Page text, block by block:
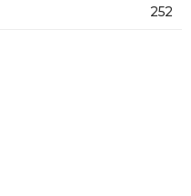
252